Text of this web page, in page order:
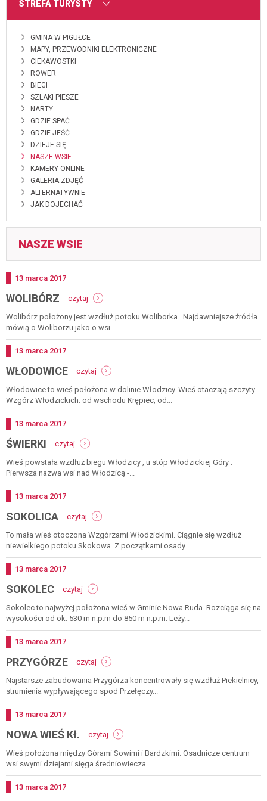
MENU
STREFA TURYSTY
GMINA W PIGUŁCE
MAPY, PRZEWODNIKI ELEKTRONICZNE
CIEKAWOSTKI
ROWER
BIEGI
SZLAKI PIESZE
NARTY
GDZIE SPAĆ
GDZIE JEŚĆ
DZIEJE SIĘ
NASZE WSIE
KAMERY ONLINE
GALERIA ZDJĘĆ
ALTERNATYWNIE
JAK DOJECHAĆ
NASZE WSIE
Dodano
13 marca 2017
WOLIBÓRZ czytaj
wolibórz
Wolibórz położony jest wzdłuż potoku Woliborka . Najdawniejsze źródła
mówią o Woliborzu jako o wsi...
Dodano
13 marca 2017
WŁODOWICE czytaj
włodowice
Włodowice to wieś położona w dolinie Włodzicy. Wieś otaczają szczyty
Wzgórz Włodzickich: od wschodu Krępiec, od...
Dodano
13 marca 2017
ŚWIERKI czytaj
świerki
Wieś powstała wzdłuż biegu Włodzicy , u stóp Włodzickiej Góry .
Pierwsza nazwa wsi nad Włodzicą -...
Dodano
13 marca 2017
SOKOLICA czytaj
sokolica
To mała wieś otoczona Wzgórzami Włodzickimi. Ciągnie się wzdłuż
niewielkiego potoku Skokowa. Z początkami osady...
Dodano
13 marca 2017
SOKOLEC czytaj
sokolec
Sokolec to najwyżej położona wieś w Gminie Nowa Ruda. Rozciąga się na
wysokości od ok. 530 m n.p.m do 850 m n.p.m. Leży...
Dodano
13 marca 2017
PRZYGÓRZE czytaj
przygórze
Najstarsze zabudowania Przygórza koncentrowały się wzdłuż Piekielnicy,
strumienia wypływającego spod Przełęczy...
Dodano
13 marca 2017
NOWA WIEŚ Kł. czytaj
nowa
wieś
kł.
Wieś położona między Górami Sowimi i Bardzkimi. Osadnicze centrum
wsi swymi dziejami sięga średniowiecza. ...
Dodano
13 marca 2017